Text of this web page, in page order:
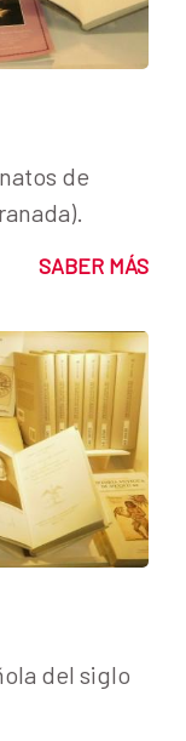
de
SABER MÁS
del siglo